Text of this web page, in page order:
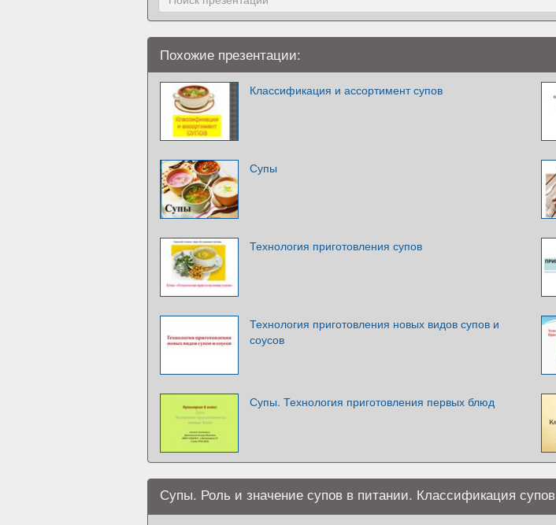
Похожие презентации:
Классификация и ассортимент супов
Супы
Технология приготовления супов
Технология приготовления новых видов супов и
соусов
Супы. Технология приготовления первых блюд
Супы. Роль и значение супов в питании. Классификация супов